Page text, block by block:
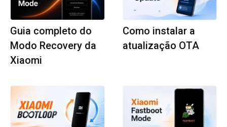
Guia completo do
Modo Recovery da
Xiaomi
Como instalar a
atualização OTA